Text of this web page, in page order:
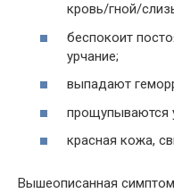
кровь/гной/
беспокоит
урчание;
выпадают
прощупываются
красная кожа,
Вышеописанная